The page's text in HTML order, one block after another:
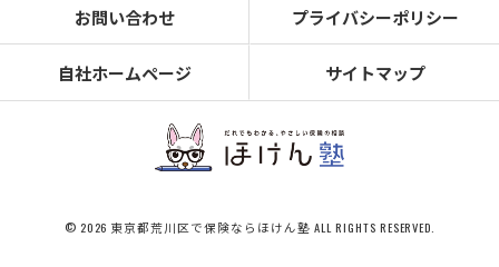
お問い合わせ プライバシーポリシー
自社ホームページ サイトマップ
© 2026 東京都荒川区で保険ならほけん塾 ALL RIGHTS RESERVED.